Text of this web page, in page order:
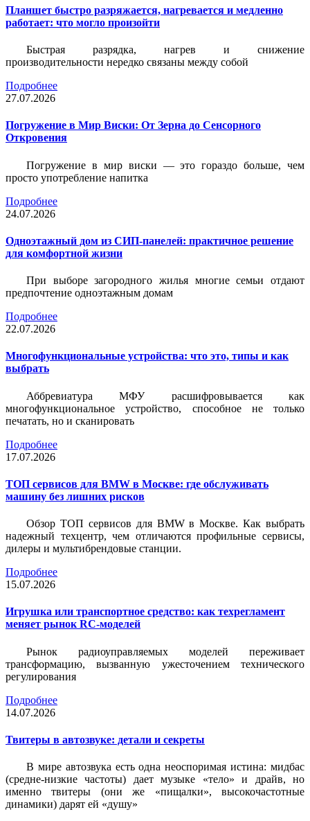
Планшет быстро разряжается, нагревается и медленно
работает: что могло произойти
Быстрая разрядка, нагрев и снижение
производительности нередко связаны между собой
Подробнее
27.07.2026
Погружение в Мир Виски: От Зерна до Сенсорного
Откровения
Погружение в мир виски — это гораздо больше, чем
просто употребление напитка
Подробнее
24.07.2026
Одноэтажный дом из СИП-панелей: практичное решение
для комфортной жизни
При выборе загородного жилья многие семьи отдают
предпочтение одноэтажным домам
Подробнее
22.07.2026
Многофункциональные устройства: что это, типы и как
выбрать
Аббревиатура МФУ расшифровывается как
многофункциональное устройство, способное не только
печатать, но и сканировать
Подробнее
17.07.2026
ТОП сервисов для BMW в Москве: где обслуживать
машину без лишних рисков
Обзор ТОП сервисов для BMW в Москве. Как выбрать
надежный техцентр, чем отличаются профильные сервисы,
дилеры и мультибрендовые станции.
Подробнее
15.07.2026
Игрушка или транспортное средство: как техрегламент
меняет рынок RC-моделей
Рынок радиоуправляемых моделей переживает
трансформацию, вызванную ужесточением технического
регулирования
Подробнее
14.07.2026
Твитеры в автозвуке: детали и секреты
В мире автозвука есть одна неоспоримая истина: мидбас
(средне-низкие частоты) дает музыке «тело» и драйв, но
именно твитеры (они же «пищалки», высокочастотные
динамики) дарят ей «душу»